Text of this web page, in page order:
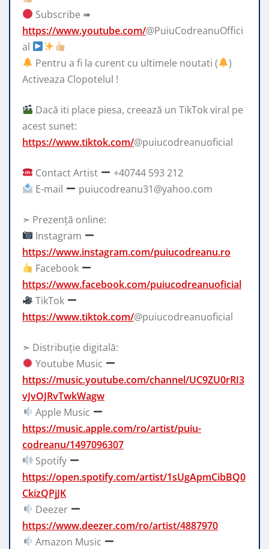
Subscribe ➠
https://www.youtube.com/@PuiuCodreanuOffici
al
Pentru a fi la curent cu ultimele noutati (
)
Activeaza Clopotelul !
Dacă iti place piesa, creează un TikTok viral pe
acest sunet:
https://www.tiktok.com/@puiucodreanuoficial
Contact Artist
+40744 593 212
E-mail
puiucodreanu31@yahoo.com
➣ Prezență online:
Instagram
https://www.instagram.com/puiucodreanu.ro
Facebook
https://www.facebook.com/puiucodreanuoficial
TikTok
https://www.tiktok.com/@puiucodreanuoficial
➣ Distribuție digitală:
Youtube Music
https://music.youtube.com/channel/UC9ZU0rRI3
vJvOJRvTwkWagw
Apple Music
https://music.apple.com/ro/artist/puiu-
codreanu/1497096307
Spotify
https://open.spotify.com/artist/1sUgApmCibBQ0
CkizQPjJK
Deezer
https://www.deezer.com/ro/artist/4887970
Amazon Music